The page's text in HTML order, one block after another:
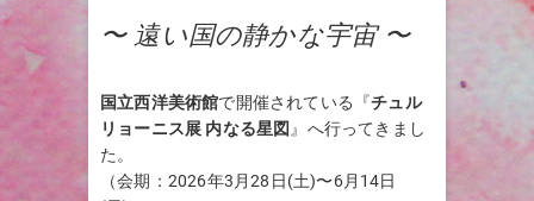
〜 遠い国の静かな宇宙 〜
国立西洋美術館で開催されている『チュル
リョーニス展 内なる星図 』へ行ってきまし
た。
（会期：2026年3月28日(土)〜6月14日